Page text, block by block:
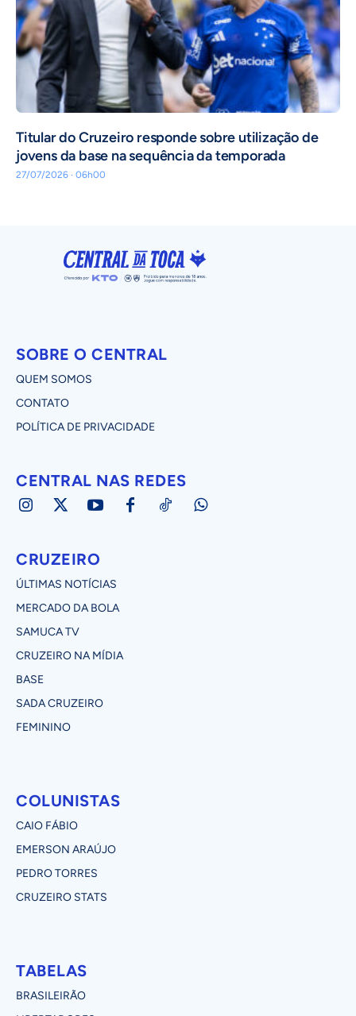
Titular do Cruzeiro responde sobre utilização de
jovens da base na sequência da temporada
27/07/2026 · 06h00
SOBRE O CENTRAL
QUEM SOMOS
CONTATO
POLÍTICA DE PRIVACIDADE
CENTRAL NAS REDES
CRUZEIRO
ÚLTIMAS NOTÍCIAS
MERCADO DA BOLA
SAMUCA TV
CRUZEIRO NA MÍDIA
BASE
SADA CRUZEIRO
FEMININO
COLUNISTAS
CAIO FÁBIO
EMERSON ARAÚJO
PEDRO TORRES
CRUZEIRO STATS
TABELAS
BRASILEIRÃO